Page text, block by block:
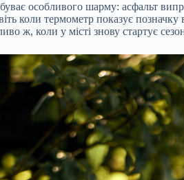
особливого шарму: асфальт
коли термометр показує
ж, коли у місті знову стартує